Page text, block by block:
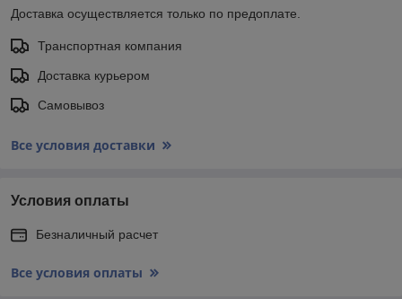
Доставка осуществляется только по предоплате.
Транспортная компания
Доставка курьером
Самовывоз
Все условия доставки
Условия оплаты
Безналичный расчет
Все условия оплаты